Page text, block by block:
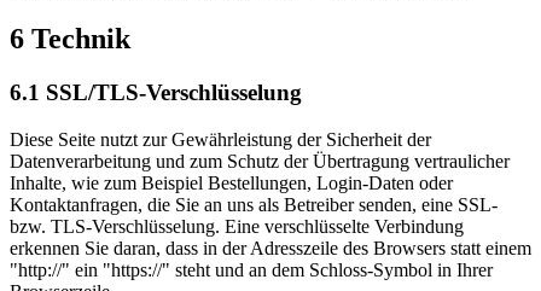
6 Technik
6.1 SSL/TLS-Verschlüsselung
Diese Seite nutzt zur Gewährleistung der Sicherheit der
Datenverarbeitung und zum Schutz der Übertragung vertraulicher
Inhalte, wie zum Beispiel Bestellungen, Login-Daten oder
Kontaktanfragen, die Sie an uns als Betreiber senden, eine SSL-
bzw. TLS-Verschlüsselung. Eine verschlüsselte Verbindung
erkennen Sie daran, dass in der Adresszeile des Browsers statt einem
"http://" ein "https://" steht und an dem Schloss-Symbol in Ihrer